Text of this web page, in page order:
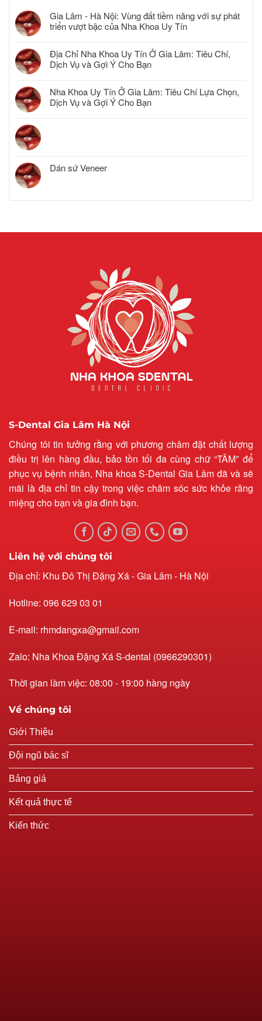
Gia Lâm - Hà Nội: Vùng đất tiềm năng với sự phát
triển vượt bậc của Nha Khoa Uy Tín
Địa Chỉ Nha Khoa Uy Tín Ở Gia Lâm: Tiêu Chí,
Dịch Vụ và Gợi Ý Cho Bạn
Nha Khoa Uy Tín Ở Gia Lâm: Tiêu Chí Lựa Chọn,
Dịch Vụ và Gợi Ý Cho Bạn
Dán sứ Veneer
S-Dental Gia Lâm Hà Nội
Chúng tôi tin tưởng rằng với phương châm đặt chất lượng
điều trị lên hàng đầu, bảo tồn tối đa cùng chữ “TÂM” để
phục vụ bệnh nhân, Nha khoa S-Dental Gia Lâm đã và sẽ
mãi là địa chỉ tin cậy trong việc chăm sóc sức khỏe răng
miệng cho bạn và gia đình bạn.
Liên hệ với chúng tôi
Địa chỉ: Khu Đô Thị Đặng Xá - Gia Lâm - Hà Nội
Hotline: 096 629 03 01
E-mail: rhmdangxa@gmail.com
Zalo: Nha Khoa Đặng Xá S-dental (0966290301)
Thời gian làm việc: 08:00 - 19:00 hàng ngày
Về chúng tôi
Giới Thiệu
Đội ngũ bác sĩ
Bảng giá
Kết quả thực tế
Kiến thức